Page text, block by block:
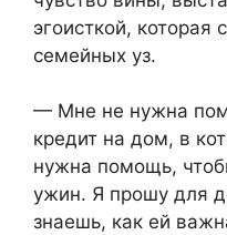
эгоисткой, которая
семейных уз.
— Мне не нужна
кредит на дом, в
нужна помощь,
ужин. Я прошу для
знаешь, как ей